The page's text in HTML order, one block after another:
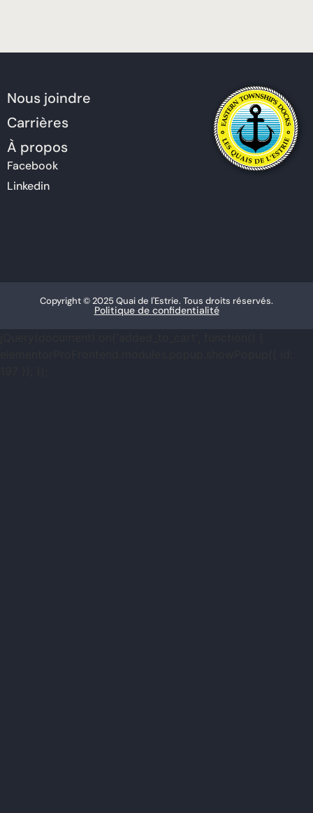
Nous joindre
Carrières
À propos
Facebook
Linkedin
Copyright © 2025 Quai de l'Estrie. Tous droits réservés.
Politique de confidentialité